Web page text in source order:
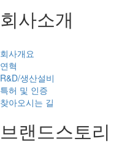
회사소개
회사개요
연혁
R&D/생산설비
특허 및 인증
찾아오시는 길
브랜드스토리